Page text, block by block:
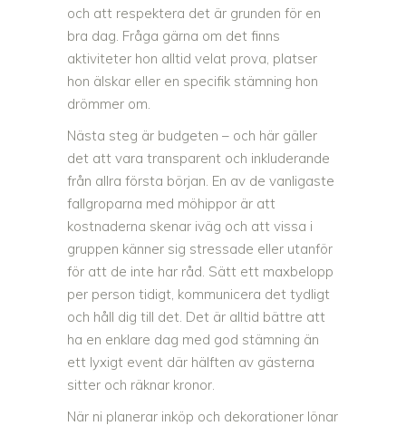
och att respektera det är grunden för en
bra dag. Fråga gärna om det finns
aktiviteter hon alltid velat prova, platser
hon älskar eller en specifik stämning hon
drömmer om.
Nästa steg är budgeten – och här gäller
det att vara transparent och inkluderande
från allra första början. En av de vanligaste
fallgroparna med möhippor är att
kostnaderna skenar iväg och att vissa i
gruppen känner sig stressade eller utanför
för att de inte har råd. Sätt ett maxbelopp
per person tidigt, kommunicera det tydligt
och håll dig till det. Det är alltid bättre att
ha en enklare dag med god stämning än
ett lyxigt event där hälften av gästerna
sitter och räknar kronor.
När ni planerar inköp och dekorationer lönar